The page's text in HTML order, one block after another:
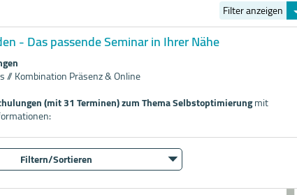
Filter anzeigen
- Das passende Seminar in Ihrer Nähe
// Kombination Präsenz & Online
(mit 31 Terminen) zum Thema Selbstoptimierungmit
Filtern/Sortieren